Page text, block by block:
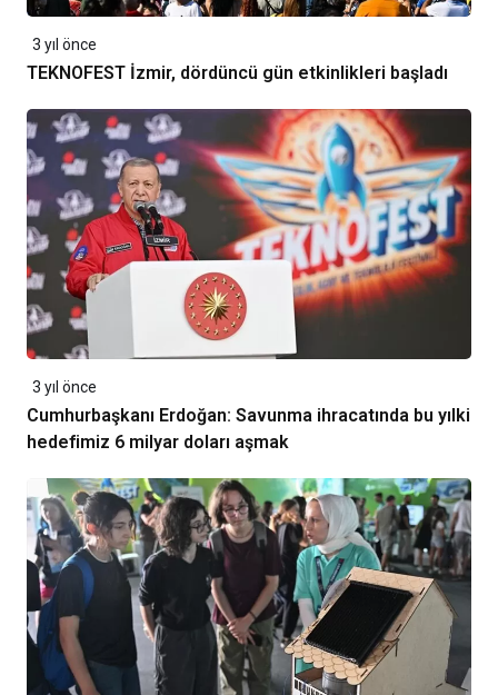
3 yıl önce
TEKNOFEST İzmir, dördüncü gün etkinlikleri başladı
3 yıl önce
Cumhurbaşkanı Erdoğan: Savunma ihracatında bu yılki
hedefimiz 6 milyar doları aşmak